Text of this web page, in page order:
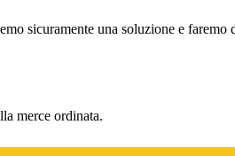
sicuramente una soluzione e
merce ordinata.